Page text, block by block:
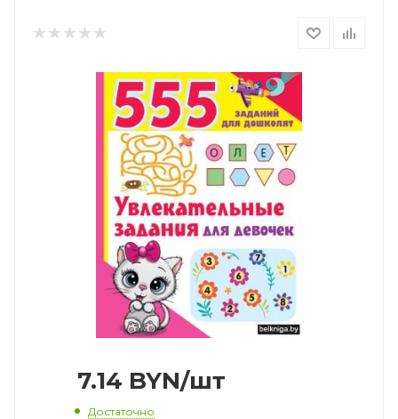
7.14 BYN/шт
Достаточно